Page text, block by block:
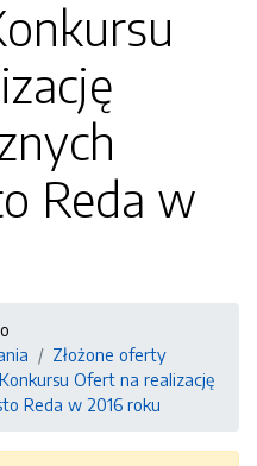
Reda w
Złożone oferty
Ofert na realizację
Reda w 2016 roku